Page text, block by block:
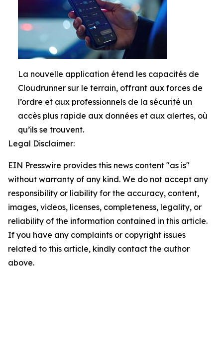
La nouvelle application étend les capacités de
Cloudrunner sur le terrain, offrant aux forces de
l’ordre et aux professionnels de la sécurité un
accès plus rapide aux données et aux alertes, où
qu’ils se trouvent.
Legal Disclaimer:
EIN Presswire provides this news content "as is"
without warranty of any kind. We do not accept any
responsibility or liability for the accuracy, content,
images, videos, licenses, completeness, legality, or
reliability of the information contained in this article.
If you have any complaints or copyright issues
related to this article, kindly contact the author
above.